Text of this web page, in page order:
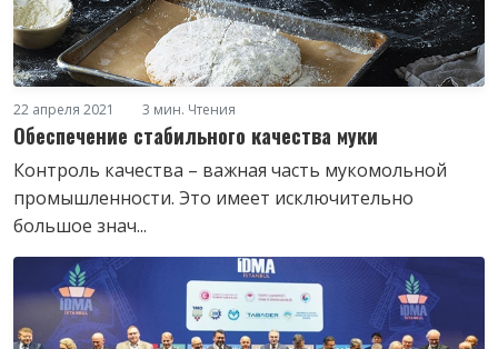
22 апреля 2021 3 мин. Чтения
Обеспечение стабильного качества муки
Контроль качества – важная часть мукомольной
промышленности. Это имеет исключительно
большое знач...